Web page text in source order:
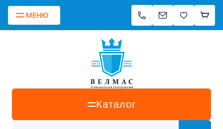
МЕНЮ
Каталог